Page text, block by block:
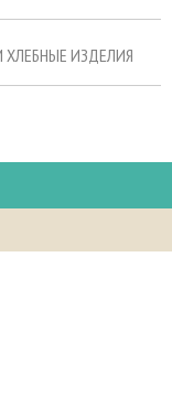
ХЛЕБНЫЕ ИЗДЕЛИЯ